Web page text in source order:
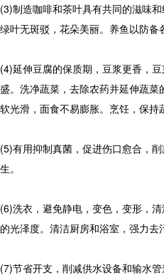
(3)制造咖啡和茶叶具有共同的滋味
绿叶无斑驳，花朵美丽。养鱼以防备
(4)延伸豆腐的保质期，豆浆更香，
盛。洗净蔬菜，去除农药并延伸蔬
软光滑，面食不易膨胀。烹饪，保持
(5)有用抑制真菌，促进伤口愈合，
生。
(6)洗衣，避免静电，变色，变形，
的光泽度。清洁厨房和浴室，强力去
(7)节省开支，削减供水设备和输水